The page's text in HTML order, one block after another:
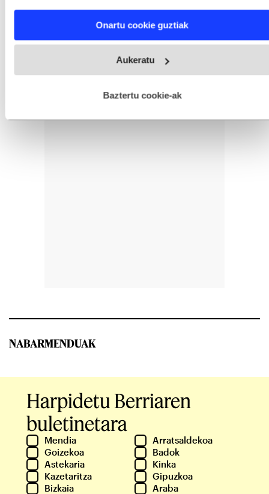
and set your preferences in thedetails section
fitxategiak erabiltzen ditu. Zure esperientzia eta zerbitzuak
esplizitua ematen diguzu.Gehiago irakurri
Onartu cookie guztiak
Aukeratu
Baztertu cookie-ak
NABARMENDUAK
Harpidetu Berriaren
buletinetara
Mendia
Arratsaldekoa
Goizekoa
Badok
Astekaria
Kinka
Kazetaritza
Gipuzkoa
Bizkaia
Araba